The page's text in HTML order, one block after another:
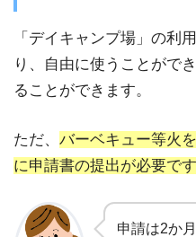
「デイキャンプ場」の利
り、自由に使うことがで
ることができます。
ただ、 バーベキュー等火
に申請書の提出が必要です
申請は2か